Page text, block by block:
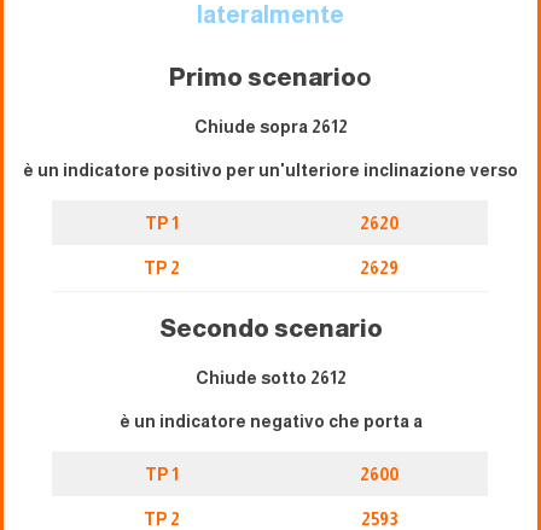
lateralmente
Primo scenarioo
Chiude sopra 2612
è un indicatore positivo per un'ulteriore inclinazione verso
TP 1 2620
TP 2 2629
Secondo scenario
Chiude sotto 2612
è un indicatore negativo che porta a
TP 1 2600
TP 2 2593